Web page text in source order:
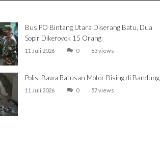
Bus PO Bintang Utara Diserang Batu, Dua
Sopir Dikeroyok 15 Orang
11 Juli 2026 0 63 views
Polisi Bawa Ratusan Motor Bising di Bandung
11 Juli 2026 0 57 views